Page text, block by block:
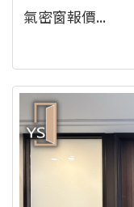
氣密窗報價...